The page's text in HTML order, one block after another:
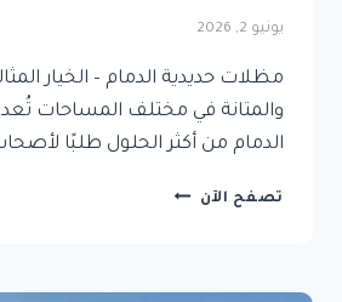
يونيو 2, 2026
مظلات حديدية الدمام – الخيار
والمتانة في مختلف المساحات
الدمام من أكثر الحلول طلبًا
تصفح الآن مظلات
الخيار